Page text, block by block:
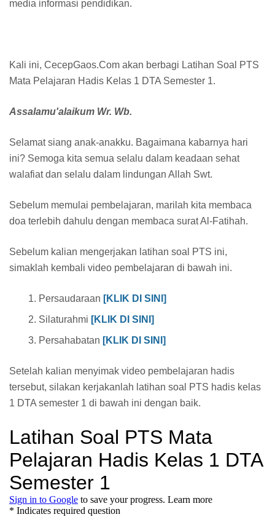
media informasi pendidikan.
Kali ini, CecepGaos.Com akan berbagi Latihan Soal PTS
Mata Pelajaran Hadis Kelas 1 DTA Semester 1.
Assalamu'alaikum Wr. Wb.
Selamat siang anak-anakku. Bagaimana kabarnya hari
ini? Semoga kita semua selalu dalam keadaan sehat
walafiat dan selalu dalam lindungan Allah Swt.
Sebelum memulai pembelajaran, marilah kita membaca
doa terlebih dahulu dengan membaca surat Al-Fatihah.
Sebelum kalian mengerjakan latihan soal PTS ini,
simaklah kembali video pembelajaran di bawah ini.
Persaudaraan [KLIK DI SINI]
Silaturahmi [KLIK DI SINI]
Persahabatan [KLIK DI SINI]
Setelah kalian menyimak video pembelajaran hadis
tersebut, silakan kerjakanlah latihan soal PTS hadis kelas
1 DTA semester 1 di bawah ini dengan baik.